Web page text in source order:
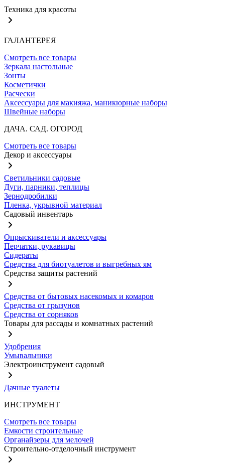
Техника для красоты
ГАЛАНТЕРЕЯ
Смотреть все товары
Зеркала настольные
Зонты
Косметички
Расчески
Аксессуары для макияжа, маникюрные наборы
Швейные наборы
ДАЧА. САД. ОГОРОД
Смотреть все товары
Декор и аксессуары
Светильники садовые
Дуги, парники, теплицы
Зернодробилки
Пленка, укрывной материал
Садовый инвентарь
Опрыскиватели и аксессуары
Перчатки, рукавицы
Сидераты
Средства для биотуалетов и выгребных ям
Средства защиты растений
Средства от бытовых насекомых и комаров
Средства от грызунов
Средства от сорняков
Товары для рассады и комнатных растений
Удобрения
Умывальники
Электроинструмент садовый
Дачные туалеты
ИНСТРУМЕНТ
Смотреть все товары
Емкости строительные
Органайзеры для мелочей
Строительно-отделочный инструмент